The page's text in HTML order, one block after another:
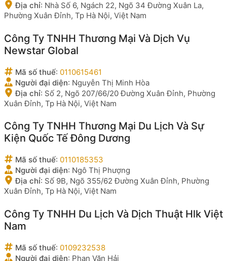
Địa chỉ: Nhà Số 6, Ngách 22, Ngõ 34 Đường Xuân La,
Phường Xuân Đỉnh, Tp Hà Nội, Việt Nam
Công Ty TNHH Thương Mại Và Dịch Vụ
Newstar Global
Mã số thuế: 0110615461
Người đại diện: Nguyễn Thị Minh Hòa
Địa chỉ: Số 2, Ngõ 207/66/20 Đường Xuân Đỉnh, Phường
Xuân Đỉnh, Tp Hà Nội, Việt Nam
Công Ty TNHH Thương Mại Du Lịch Và Sự
Kiện Quốc Tế Đông Dương
Mã số thuế: 0110185353
Người đại diện: Ngô Thị Phượng
Địa chỉ: Số 9B, Ngõ 355/62 Đường Xuân Đỉnh, Phường
Xuân Đỉnh, Tp Hà Nội, Việt Nam
Công Ty TNHH Du Lịch Và Dịch Thuật Hlk Việt
Nam
Mã số thuế: 0109232538
Người đại diện: Phan Văn Hải